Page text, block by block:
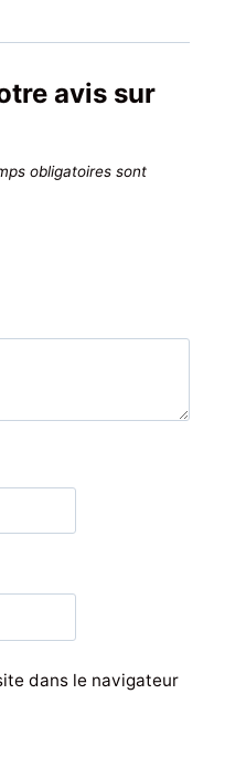
avis sur
obligatoires sont
dans le navigateur